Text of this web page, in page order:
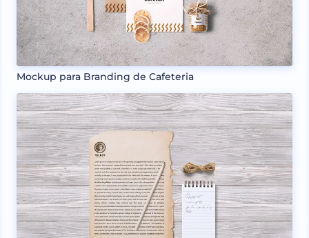
Mockup para Branding de Cafeteria